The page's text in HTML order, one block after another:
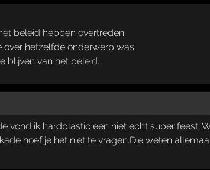
beleid hebben overtreden.
over hetzelfde onderwerp was.
blijven van het beleid.
vond ik hardplastic een niet echt super feest.
hoef je het niet te vragen.Die weten